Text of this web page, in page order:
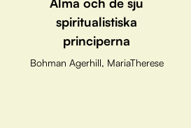
spiritualistiska
principerna
Bohman Agerhill, MariaTherese